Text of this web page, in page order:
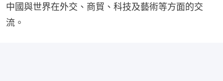
中國與世界在外交、商貿、科技及藝術等方面的交
流。